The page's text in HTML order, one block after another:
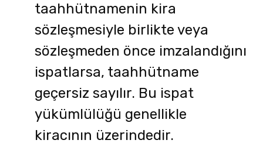
taahhütnamenin kira
sözleşmesiyle birlikte veya
sözleşmeden önce imzalandığını
ispatlarsa, taahhütname
geçersiz sayılır. Bu ispat
yükümlülüğü genellikle
kiracının üzerindedir.